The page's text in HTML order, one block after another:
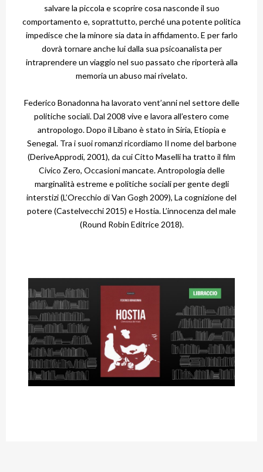
salvare la piccola e scoprire cosa nasconde il suo
comportamento e, soprattutto, perché una potente politica
impedisce che la minore sia data in affidamento. E per farlo
dovrà tornare anche lui dalla sua psicoanalista per
intraprendere un viaggio nel suo passato che riporterà alla
memoria un abuso mai rivelato.
Federico Bonadonna ha lavorato vent’anni nel settore delle
politiche sociali. Dal 2008 vive e lavora all’estero come
antropologo. Dopo il Libano è stato in Siria, Etiopia e
Senegal. Tra i suoi romanzi ricordiamo Il nome del barbone
(DeriveApprodi, 2001), da cui Citto Maselli ha tratto il film
Civico Zero, Occasioni mancate. Antropologia delle
marginalità estreme e politiche sociali per gente degli
interstizi (L’Orecchio di Van Gogh 2009), La cognizione del
potere (Castelvecchi 2015) e Hostia. L’innocenza del male
(Round Robin Editrice 2018).